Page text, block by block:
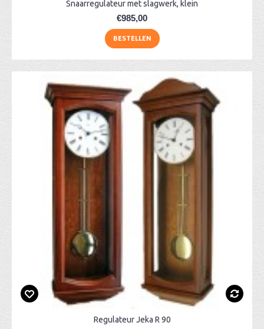
Snaarregulateur met slagwerk, klein
€985,00
BESTELLEN
Regulateur Jeka R 90